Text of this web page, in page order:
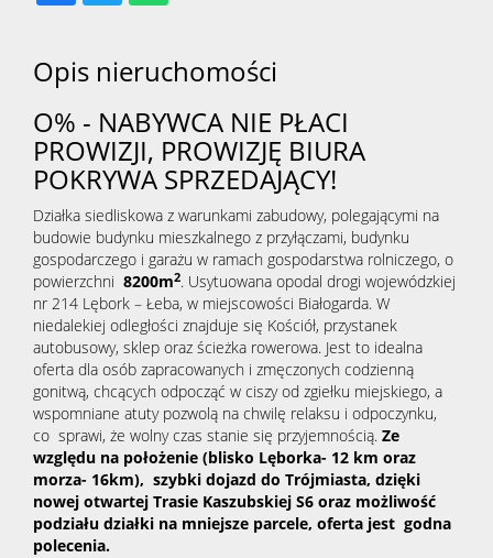
Opis nieruchomości
O% - NABYWCA NIE PŁACI
PROWIZJI, PROWIZJĘ BIURA
POKRYWA SPRZEDAJĄCY!
Działka siedliskowa z warunkami zabudowy, polegającymi na
budowie budynku mieszkalnego z przyłączami, budynku
gospodarczego i garażu w ramach gospodarstwa rolniczego, o
powierzchni 8200m2. Usytuowana opodal drogi wojewódzkiej
nr 214 Lębork – Łeba, w miejscowości Białogarda. W
niedalekiej odległości znajduje się Kościół, przystanek
autobusowy, sklep oraz ścieżka rowerowa. Jest to idealna
oferta dla osób zapracowanych i zmęczonych codzienną
gonitwą, chcących odpocząć w ciszy od zgiełku miejskiego, a
wspomniane atuty pozwolą na chwilę relaksu i odpoczynku,
co sprawi, że wolny czas stanie się przyjemnością. Ze
względu na położenie (blisko Lęborka- 12 km oraz
morza- 16km), szybki dojazd do Trójmiasta, dzięki
nowej otwartej Trasie Kaszubskiej S6 oraz możliwość
podziału działki na mniejsze parcele, oferta jest godna
polecenia.